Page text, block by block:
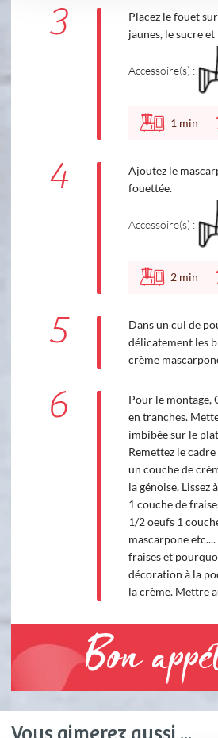
3
Placez le fouet
jaunes, le sucre
Accessoire(s) :
1 min
4
Ajoutez le
fouettée.
Accessoire(s) :
2 min
5
Dans un cul de
délicatement les
crème
6
Pour le montage,
en tranches.
imbibée sur le
Remettez le
un couche de
la génoise. Lissez
1 couche de
1/2 oeufs 1
mascarpone
fraises et
décoration à la
la crème. Mettre
Bon